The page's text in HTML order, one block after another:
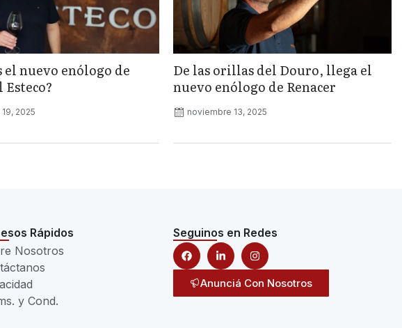
el nuevo enólogo de
Esteco?
2025
De las orillas del Douro, llega el
nuevo enólogo de Renacer
noviembre 13, 2025
Rápidos
Nosotros
y Cond.
Seguinos en Redes
Anunciá Con Nosotros